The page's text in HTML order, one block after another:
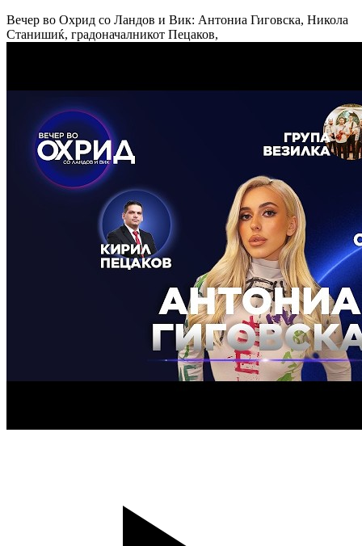
Вечер во Охрид со Ландов и Вик: Антониа Гиговска, Никола
Станишиќ, градоначалникот Пецаков,